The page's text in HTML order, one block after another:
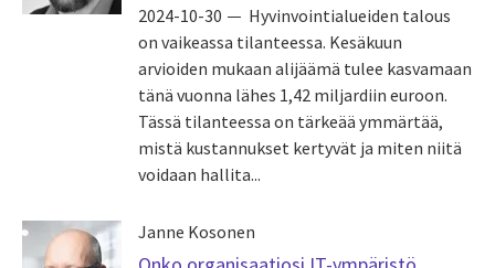
2024-10-30
Hyvinvointialueiden talous
on vaikeassa tilanteessa. Kesäkuun
arvioiden mukaan alijäämä tulee kasvamaan
tänä vuonna lähes 1,42 miljardiin euroon.
Tässä tilanteessa on tärkeää ymmärtää,
mistä kustannukset kertyvät ja miten niitä
voidaan hallita...
Janne Kosonen